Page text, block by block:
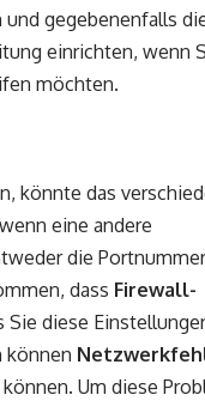
gegebenenfalls
einrichten, wenn
möchten.
könnte das
eine andere
die
dass Firewall-
Sie diese
können
Um diese